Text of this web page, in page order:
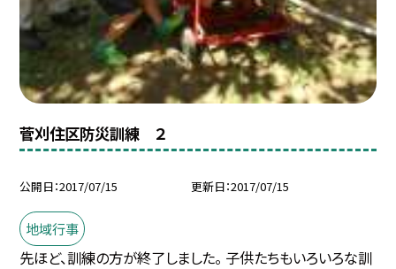
菅刈住区防災訓練 ２
公開日 2017/07/15 更新日 2017/07/15
地域行事
先ほど、訓練の方が終了しました。 子供たちもいろいろな訓